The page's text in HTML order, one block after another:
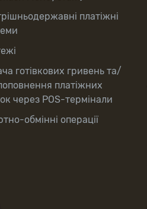
платіжні
готівкових гривень та/
платіжних
через POS-термінали
обмінні операції